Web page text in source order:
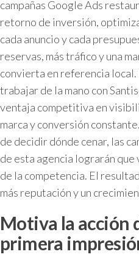
campañas Google Ads
retorno de inversión,
cada anuncio y cada
reservas, más tráfico y una
convierta en referencia
trabajar de la mano con
ventaja competitiva en
marca y conversión
de decidir dónde cenar, las
de esta agencia lograrán que
de la competencia. El
más reputación y un
Motiva la acción
primera